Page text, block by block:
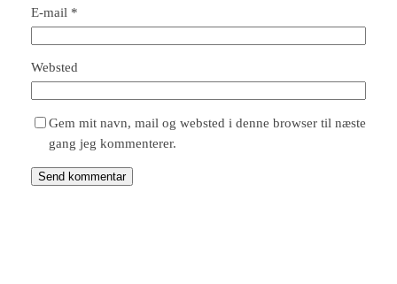
E-mail *
Websted
Gem mit navn, mail og websted i denne browser til næste
gang jeg kommenterer.